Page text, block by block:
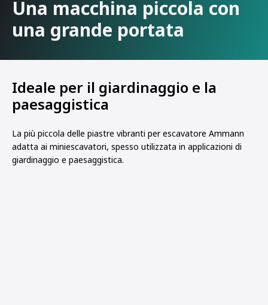
Una macchina piccola con
una grande portata
Ideale per il giardinaggio e la
paesaggistica
La più piccola delle piastre vibranti per escavatore Ammann
adatta ai miniescavatori, spesso utilizzata in applicazioni di
giardinaggio e paesaggistica.